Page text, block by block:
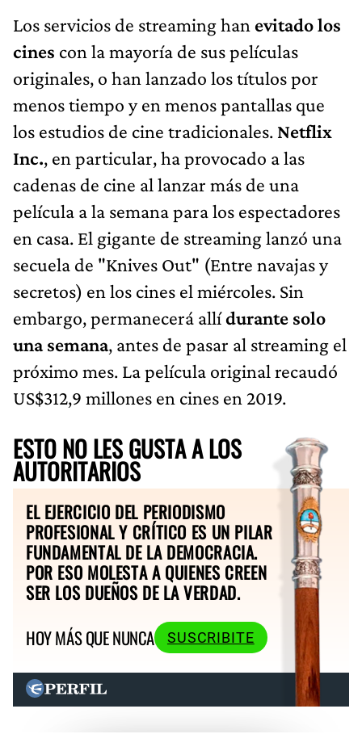
Los servicios de streaming han evitado los
cines con la mayoría de sus películas
originales, o han lanzado los títulos por
menos tiempo y en menos pantallas que
los estudios de cine tradicionales. Netflix
Inc., en particular, ha provocado a las
cadenas de cine al lanzar más de una
película a la semana para los espectadores
en casa. El gigante de streaming lanzó una
secuela de "Knives Out" (Entre navajas y
secretos) en los cines el miércoles. Sin
embargo, permanecerá allídurante solo
una semana, antes de pasar al streaming el
próximo mes. La película original recaudó
US$312,9 millones en cines en 2019.
ESTO NO LES GUSTA A LOS
AUTORITARIOS
EL EJERCICIO DEL PERIODISMO
PROFESIONAL Y CRÍTICO ES UN PILAR
FUNDAMENTAL DE LA DEMOCRACIA.
POR ESO MOLESTA A QUIENES CREEN
SER LOS DUEÑOS DE LA VERDAD.
HOY MÁS QUE NUNCA
SUSCRIBITE